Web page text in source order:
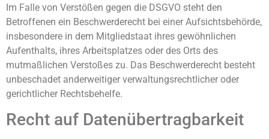
Im Falle von Verstößen gegen die DSGVO steht den
Betroffenen ein Beschwerderecht bei einer Aufsichtsbehörde,
insbesondere in dem Mitgliedstaat ihres gewöhnlichen
Aufenthalts, ihres Arbeitsplatzes oder des Orts des
mutmaßlichen Verstoßes zu. Das Beschwerderecht besteht
unbeschadet anderweitiger verwaltungsrechtlicher oder
gerichtlicher Rechtsbehelfe.
Recht auf Daten­übertrag­barkeit